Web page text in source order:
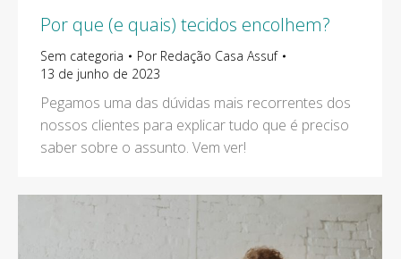
Por que (e quais) tecidos encolhem?
Sem categoria Por Redação Casa Assuf
13 de junho de 2023
Pegamos uma das dúvidas mais recorrentes dos
nossos clientes para explicar tudo que é preciso
saber sobre o assunto. Vem ver!